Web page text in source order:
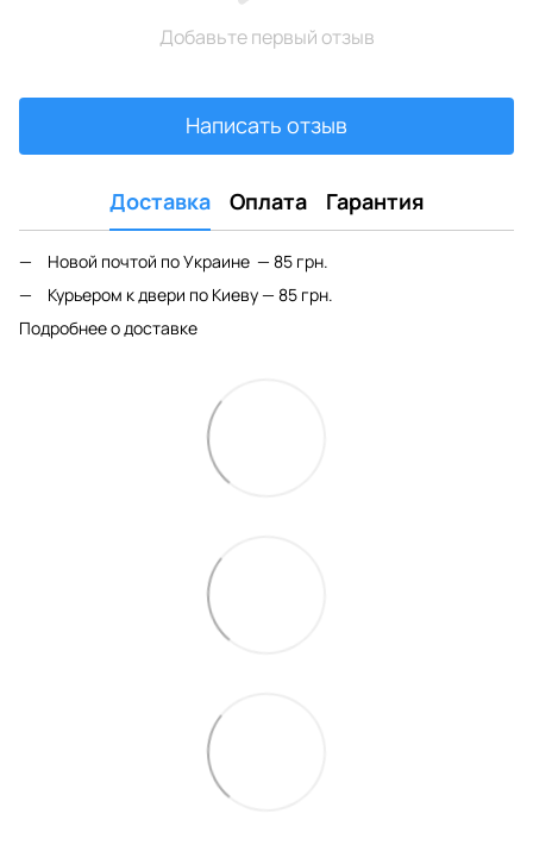
Добавьте первый отзыв
Написать отзыв
Доставка Оплата Гарантия
Новой почтой по Украине — 85 грн.
Курьером к двери по Киеву — 85 грн.
Подробнее о доставке